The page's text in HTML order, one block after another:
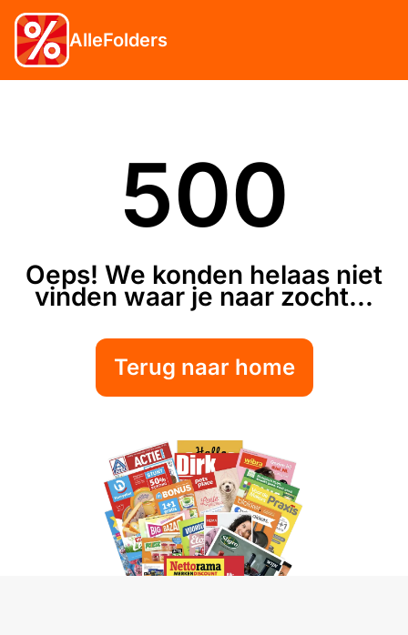
AlleFolders
500
Oeps! We konden helaas niet
vinden waar je naar zocht...
Terug naar home